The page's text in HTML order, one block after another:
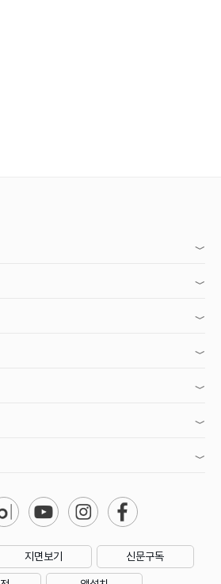
지면보기 신문구독